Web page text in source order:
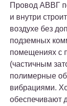
Провод АВВГ
и внутри
воздухе без
подземных
помещениях с
(частичным
полимерные
вибрациями.
обеспечивают